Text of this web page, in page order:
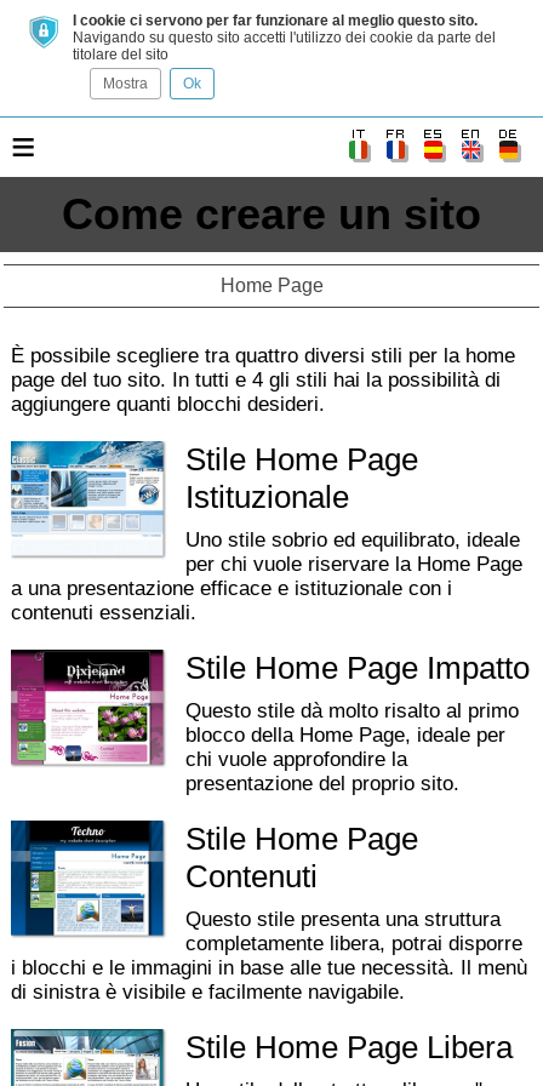
I cookie ci servono per far funzionare al meglio questo sito.
Navigando su questo sito accetti l'utilizzo dei cookie da parte del
titolare del sito
Mostra
Ok
≡
Come creare un sito
Home Page
È possibile scegliere tra quattro diversi stili per la home
page del tuo sito. In tutti e 4 gli stili hai la possibilità di
aggiungere quanti blocchi desideri.
Stile Home Page
Istituzionale
Uno stile sobrio ed equilibrato, ideale
per chi vuole riservare la Home Page
a una presentazione efficace e istituzionale con i
contenuti essenziali.
Stile Home Page Impatto
Questo stile dà molto risalto al primo
blocco della Home Page, ideale per
chi vuole approfondire la
presentazione del proprio sito.
Stile Home Page
Contenuti
Questo stile presenta una struttura
completamente libera, potrai disporre
i blocchi e le immagini in base alle tue necessità. Il menù
di sinistra è visibile e facilmente navigabile.
Stile Home Page Libera